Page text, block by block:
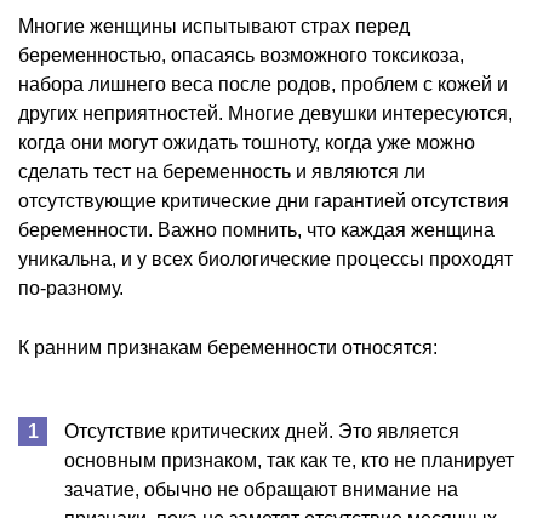
Многие женщины испытывают страх перед
беременностью, опасаясь возможного токсикоза,
набора лишнего веса после родов, проблем с кожей и
других неприятностей. Многие девушки интересуются,
когда они могут ожидать тошноту, когда уже можно
сделать тест на беременность и являются ли
отсутствующие критические дни гарантией отсутствия
беременности. Важно помнить, что каждая женщина
уникальна, и у всех биологические процессы проходят
по-разному.
К ранним признакам беременности относятся:
Отсутствие критических дней. Это является
основным признаком, так как те, кто не планирует
зачатие, обычно не обращают внимание на